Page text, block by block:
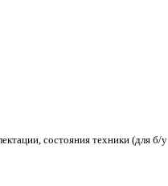
состояния техники (для б/